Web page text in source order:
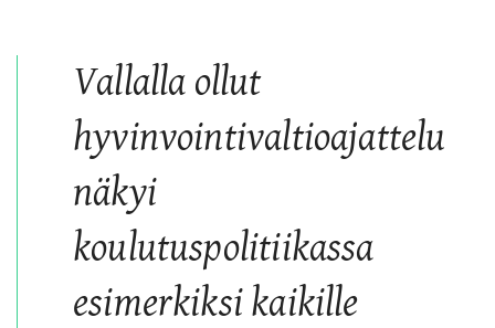
Vallalla ollut
hyvinvointivaltioajattelu
näkyi
koulutuspolitiikassa
esimerkiksi kaikille